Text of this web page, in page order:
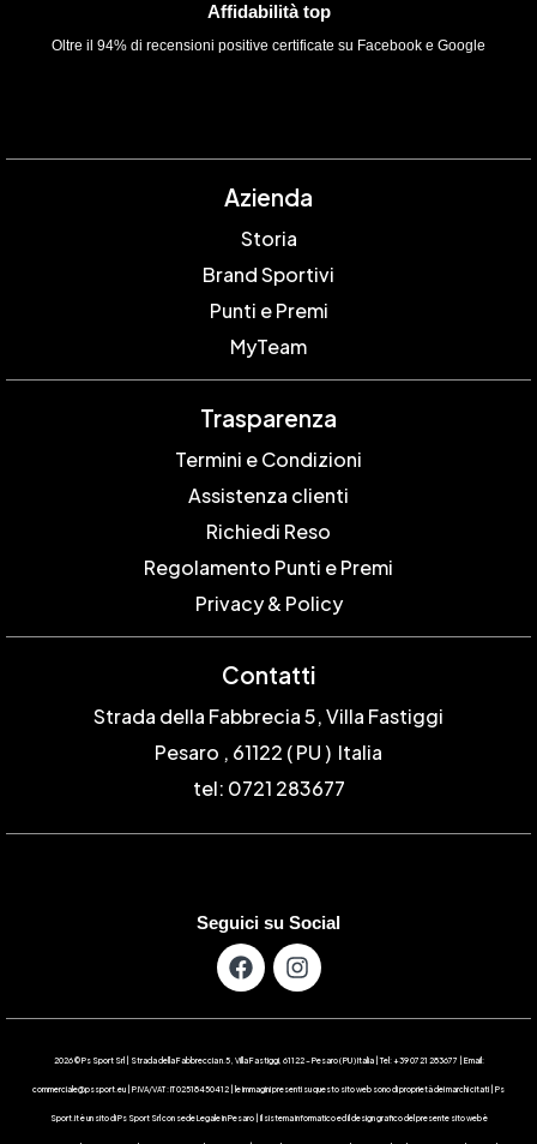
Affidabilità top
Oltre il 94% di recensioni positive certificate su Facebook e Google
Azienda
Storia
Brand Sportivi
Punti e Premi
MyTeam
Trasparenza
Termini e Condizioni
Assistenza clienti
Richiedi Reso
Regolamento Punti e Premi
Privacy & Policy
Contatti
Strada della Fabbrecia 5, Villa Fastiggi
Pesaro , 61122 ( PU ) Italia
tel: 0721 283677
Seguici su Social
2026 © Ps Sport Srl | Strada della Fabbreccia n.5 , Villa Fastiggi, 61122 – Pesaro ( PU ) Italia | Tel: +39 0721 283677 | Email:
commerciale@pssport.eu | P.IVA/VAT : IT 02518450412 | le immagini presenti su questo sito web sono di proprietà dei marchi citati | Ps
Sport.it è un sito di Ps Sport Srl con sede Legale in Pesaro | Il sistema informatico ed il design grafico del presente sito web è